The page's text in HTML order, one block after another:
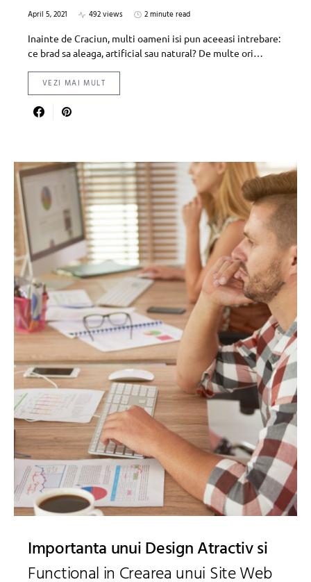
April 5, 2021 492 views
2 minute read
Inainte de Craciun, multi oameni isi pun aceeasi intrebare:
ce brad sa aleaga, artificial sau natural? De multe ori…
VEZI MAI MULT
Importanta unui Design Atractiv si
Functional in Crearea unui Site Web